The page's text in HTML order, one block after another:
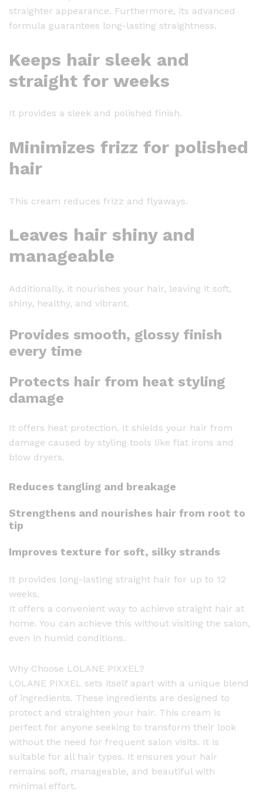
i
r
t
a
g
t
e
n
n
e
m
|
r
n
g
o
r
m
l
-
1
0
q
u
a
n
t
t
y
straighter appearance. Furthermore, its advanced
formula guarantees long-lasting straightness.
Keeps hair sleek and
straight for weeks
It provides a sleek and polished finish.
Minimizes frizz for polished
hair
This cream reduces frizz and flyaways.
Leaves hair shiny and
manageable
Additionally, it nourishes your hair, leaving it soft,
shiny, healthy, and vibrant.
Provides smooth, glossy finish
every time
Protects hair from heat styling
damage
It offers heat protection. It shields your hair from
damage caused by styling tools like flat irons and
blow dryers.
Reduces tangling and breakage
Strengthens and nourishes hair from root to
tip
Improves texture for soft, silky strands
It provides long-lasting straight hair for up to 12
weeks.
It offers a convenient way to achieve straight hair at
home. You can achieve this without visiting the salon,
even in humid conditions.
Why Choose LOLANE PIXXEL?
LOLANE PIXXEL sets itself apart with a unique blend
of ingredients. These ingredients are designed to
protect and straighten your hair. This cream is
perfect for anyone seeking to transform their look
without the need for frequent salon visits. It is
suitable for all hair types. It ensures your hair
remains soft, manageable, and beautiful with
minimal effort.